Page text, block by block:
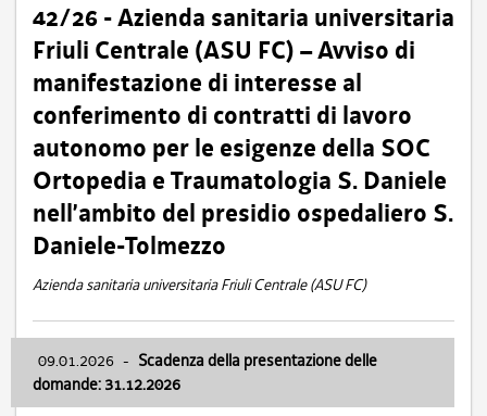
42/26 - Azienda sanitaria universitaria
Friuli Centrale (ASU FC) – Avviso di
manifestazione di interesse al
conferimento di contratti di lavoro
autonomo per le esigenze della SOC
Ortopedia e Traumatologia S. Daniele
nell’ambito del presidio ospedaliero S.
Daniele-Tolmezzo
Azienda sanitaria universitaria Friuli Centrale (ASU FC)
09.01.2026 - Scadenza della presentazione delle
domande: 31.12.2026